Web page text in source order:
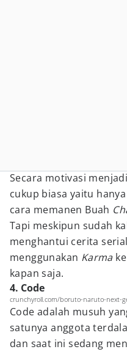
Secara motivasi
cukup biasa yaitu
cara memanen Buah
Tapi meskipun sudah
menghantui cerita serial
menggunakan Karma
kapan saja.
4. Code
crunchyroll.com/boruto-naruto-next-
Code adalah musuh
satunya anggota
dan saat ini sedang